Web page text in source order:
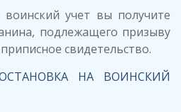
учет вы получите
подлежащего призыву
свидетельство.
НА ВОИНСКИЙ